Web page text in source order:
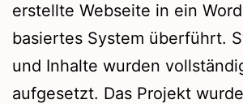
erstellte Webseite in ein
basiertes System überführt.
und Inhalte wurden
aufgesetzt. Das Projekt